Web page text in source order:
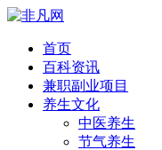
首页
百科资讯
兼职副业项目
养生文化
中医养生
节气养生